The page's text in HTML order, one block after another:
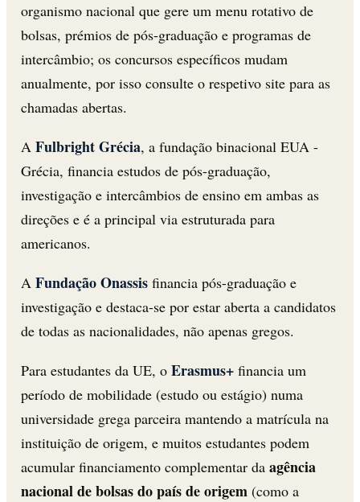
organismo nacional que gere um menu rotativo de
bolsas, prémios de pós-graduação e programas de
intercâmbio; os concursos específicos mudam
anualmente, por isso consulte o respetivo site para as
chamadas abertas.
A Fulbright Grécia, a fundação binacional EUA -
Grécia, financia estudos de pós-graduação,
investigação e intercâmbios de ensino em ambas as
direções e é a principal via estruturada para
americanos.
A Fundação Onassis financia pós-graduação e
investigação e destaca-se por estar aberta a candidatos
de todas as nacionalidades, não apenas gregos.
Para estudantes da UE, o Erasmus+ financia um
período de mobilidade (estudo ou estágio) numa
universidade grega parceira mantendo a matrícula na
instituição de origem, e muitos estudantes podem
acumular financiamento complementar da agência
nacional de bolsas do país de origem (como a